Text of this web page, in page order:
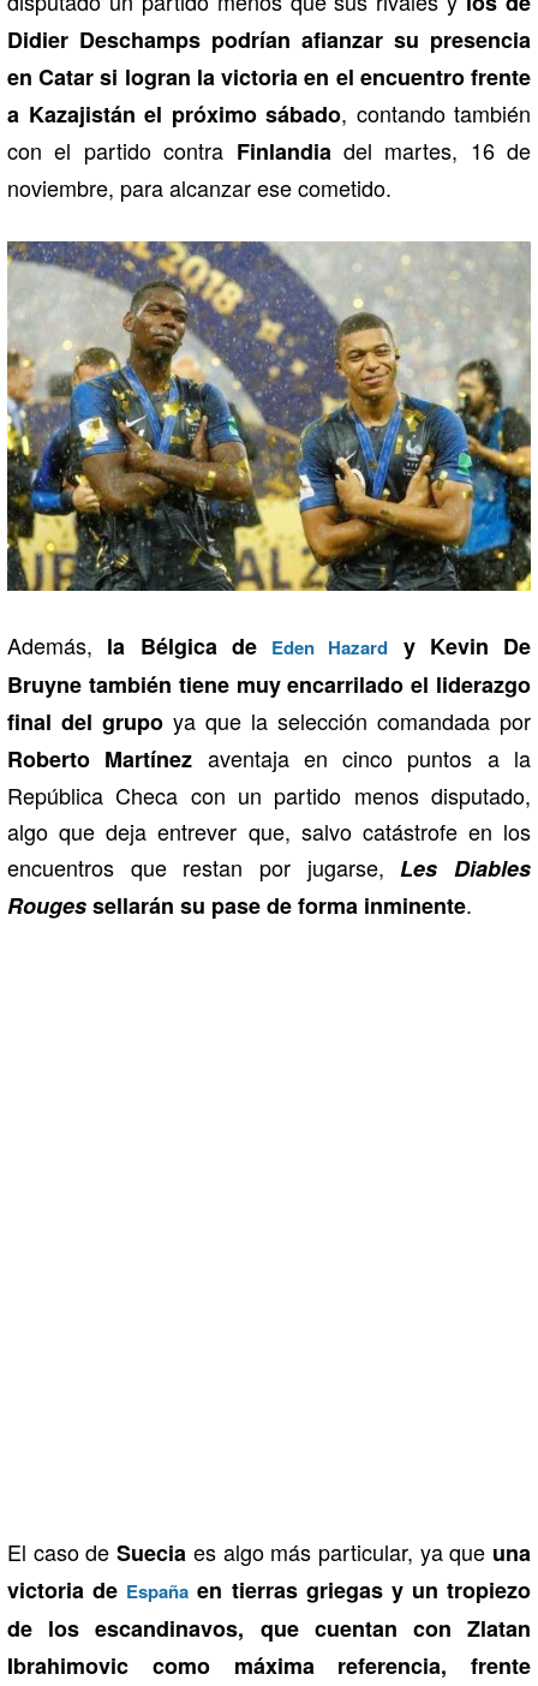
Didier Deschamps podrían afianzar su presencia
en Catar si logran la victoria en el encuentro frente
a Kazajistán el próximo sábado, contando también
con el partido contra Finlandia del martes, 16 de
noviembre, para alcanzar ese cometido.
Además, la Bélgica de Eden Hazard y Kevin De
Bruyne también tiene muy encarrilado el liderazgo
final del grupo ya que la selección comandada por
Roberto Martínez aventaja en cinco puntos a la
República Checa con un partido menos disputado,
algo que deja entrever que, salvo catástrofe en los
encuentros que restan por jugarse, Les Diables
Rougessellarán su pase de forma inminente.
El caso deSuecia es algo más particular, ya que una
victoria de España en tierras griegas y un tropiezo
de los escandinavos, que cuentan con Zlatan
Ibrahimovic como máxima referencia, frente